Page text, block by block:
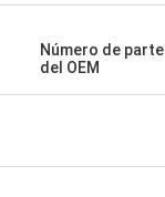
Número de parte
del OEM